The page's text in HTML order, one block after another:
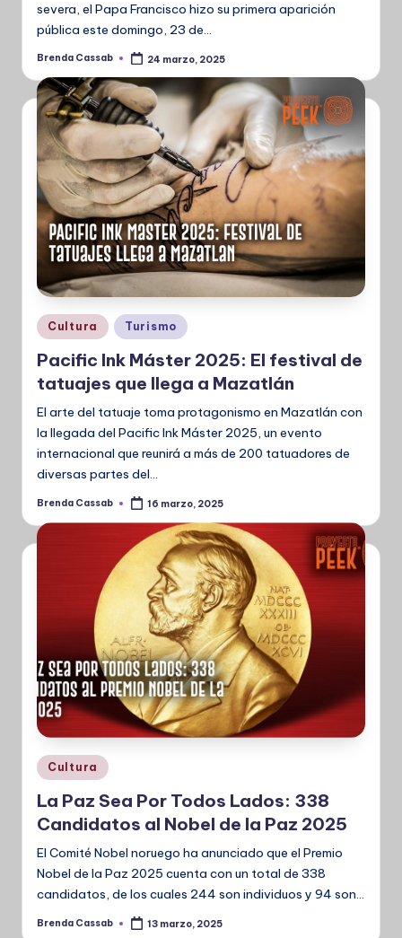
severa, el Papa Francisco hizo su primera aparición
pública este domingo, 23 de…
Publicado
Brenda Cassab 24 marzo, 2025
Publicado
en
Cultura Turismo
Pacific Ink Máster 2025: El festival de
tatuajes que llega a Mazatlán
El arte del tatuaje toma protagonismo en Mazatlán con
la llegada del Pacific Ink Máster 2025, un evento
internacional que reunirá a más de 200 tatuadores de
diversas partes del…
Publicado
Brenda Cassab 16 marzo, 2025
Publicado
en
Cultura
La Paz Sea Por Todos Lados: 338
Candidatos al Nobel de la Paz 2025
El Comité Nobel noruego ha anunciado que el Premio
Nobel de la Paz 2025 cuenta con un total de 338
candidatos, de los cuales 244 son individuos y 94 son…
Publicado
Brenda Cassab 13 marzo, 2025